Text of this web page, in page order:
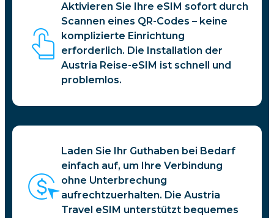
Aktivieren Sie Ihre eSIM sofort durch
Scannen eines QR-Codes – keine
komplizierte Einrichtung
erforderlich. Die Installation der
Austria Reise-eSIM ist schnell und
problemlos.
Laden Sie Ihr Guthaben bei Bedarf
einfach auf, um Ihre Verbindung
ohne Unterbrechung
aufrechtzuerhalten. Die Austria
Travel eSIM unterstützt bequemes